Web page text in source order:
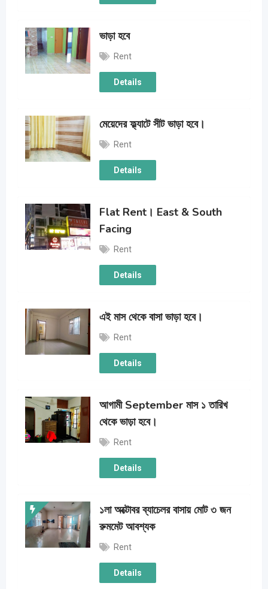
ভাড়া হবে
Rent
Details
মেয়েদের ফ্ল্যাটে সীট ভাড়া হবে।
Rent
Details
Flat Rent। East & South
Facing
Rent
Details
এই মাস থেকে বাসা ভাড়া হবে।
Rent
Details
আগামী September মাস ১ তারিখ
থেকে ভাড়া হবে।
Rent
Details
১লা অক্টোবর ব্যাচেলর বাসায় মোট ৩ জন
রুমমেট আবশ্যক
Rent
Details